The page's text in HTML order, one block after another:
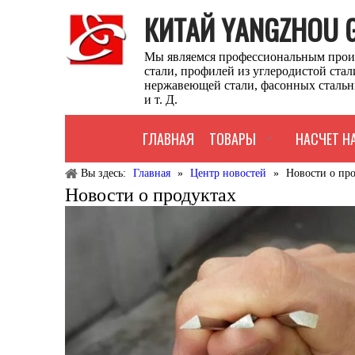
КИТАЙ YANGZHOU
Мы являемся профессиональным
стали, профилей из углеродистой
нержавеющей стали, фасонных
и т. Д.
ГЛАВНАЯ ТОВАРЫ НАСЧЕТ
Вы здесь: Главная » Центр новостей » Новости о
Новости о продуктах